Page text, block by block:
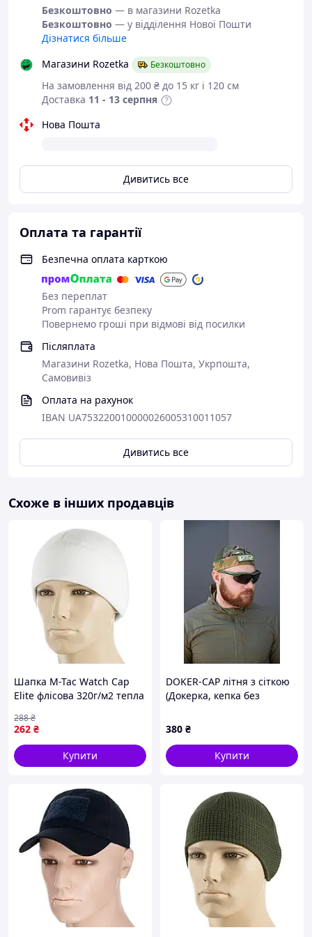
Безкоштовно — в магазини Rozetka
Безкоштовно — у відділення Нової Пошти
Дізнатися більше
Магазини Rozetka
Безкоштовно
На замовлення від 200 ₴ до 15 кг і 120 см
Доставка 11 - 13 серпня
Нова Пошта
Дивитись все
Оплата та гарантії
Безпечна оплата карткою
Без переплат
Prom гарантує безпеку
Повернемо гроші при відмові від посилки
Післяплата
Магазини Rozetka, Нова Пошта, Укрпошта,
Самовивіз
Оплата на рахунок
IBAN UA753220010000026005310011057
Дивитись все
Схоже в інших продавців
Шапка M-Tac Watch Cap
Elite флісова 320г/м2 тепла
262 ₴
288₴
Купити
DOKER-CAP літня з сіткою
(Докерка, кепка без
мультикам
380 ₴
Купити